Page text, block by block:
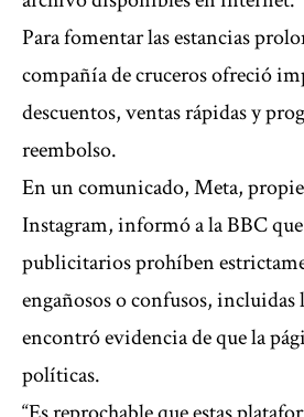
Para fomentar las estancias
compañía de cruceros ofreció
descuentos, ventas rápidas y
reembolso.
En un comunicado, Meta,
Instagram, informó a la BBC que
publicitarios prohíben
engañosos o confusos, incluidas
encontró evidencia de que la
políticas.